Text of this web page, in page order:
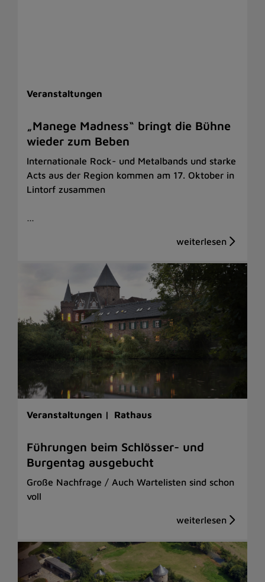
Veranstaltungen
„Manege Madness“ bringt die Bühne
wieder zum Beben
Internationale Rock- und Metalbands und starke
Acts aus der Region kommen am 17. Oktober in
Lintorf zusammen
…
Veranstaltungen | Rathaus
Führungen beim Schlösser- und
Burgentag ausgebucht
Große Nachfrage / Auch Wartelisten sind schon
voll